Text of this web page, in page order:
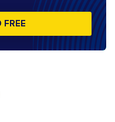
FREE